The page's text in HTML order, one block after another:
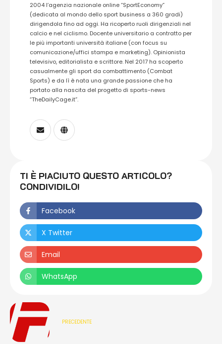
2004 l’agenzia nazionale online “SportEconomy”
(dedicata al mondo dello sport business a 360 gradi)
dirigendola fino ad oggi. Ha ricoperto ruoli dirigenziali nel
calcio e nel ciclismo. Docente universitario a contratto per
le più importanti università italiane (con focus su
comunicazione/uffici stampa e marketing). Opinionista
televisivo, editorialista e scrittore. Nel 2017 ha scoperto
casualmente gli sport da combattimento (Combat
Sports) e da lì è nata una grande passione che ha
portato alla nascita del progetto di sports-news
“TheDailyCage.it”.
TI È PIACIUTO QUESTO ARTICOLO?
CONDIVIDILO!
Facebook
X Twitter
Email
WhatsApp
PRECEDENTE